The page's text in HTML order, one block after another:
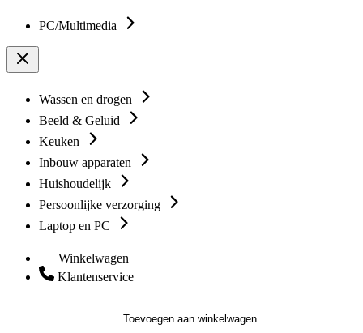
PC/Multimedia
Wassen en drogen
Beeld & Geluid
Keuken
Inbouw apparaten
Huishoudelijk
Persoonlijke verzorging
Laptop en PC
Winkelwagen
Klantenservice
Toevoegen aan winkelwagen